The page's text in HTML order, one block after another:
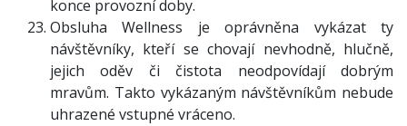
konce provozní doby.
Obsluha Wellness je oprávněna vykázat ty
návštěvníky, kteří se chovají nevhodně, hlučně,
jejich oděv či čistota neodpovídají dobrým
mravům. Takto vykázaným návštěvníkům nebude
uhrazené vstupné vráceno.